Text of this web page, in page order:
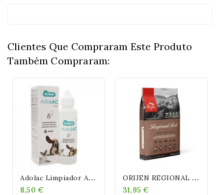
Clientes Que Compraram Este Produto
Também Compraram:
A
Dolac Limpiador Auricular Para Perros Y Gatos
8,50 €
O
RIJEN REGIONAL RED CAT 5.4 KG
31,95 €